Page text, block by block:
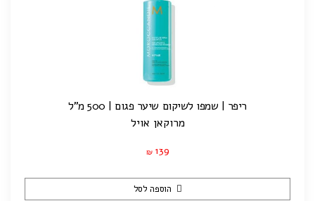
ריפר | שמפו לשיקום שיער פגום | 500 מ"ל
מרוקאן אויל
₪ 139
הוספה לסל